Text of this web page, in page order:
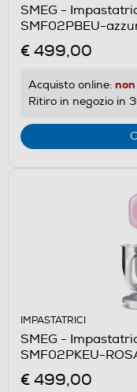
SMEG -
SMF02PBEU-
€ 499,00
Acquisto online:
Ritiro in negozio in
IMPASTATRICI
SMEG -
SMF02PKEU-
€ 499,00